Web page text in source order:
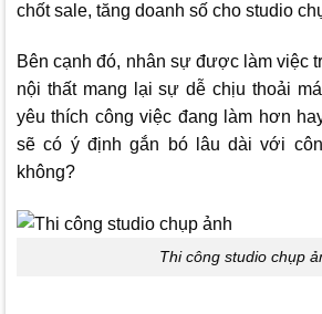
chốt sale, tăng doanh số cho studio
Bên cạnh đó, nhân sự được làm việc
nội thất mang lại sự dễ chịu thoải
yêu thích công việc đang làm hơn
sẽ có ý định gắn bó lâu dài với
không?
Thi công studio chụp